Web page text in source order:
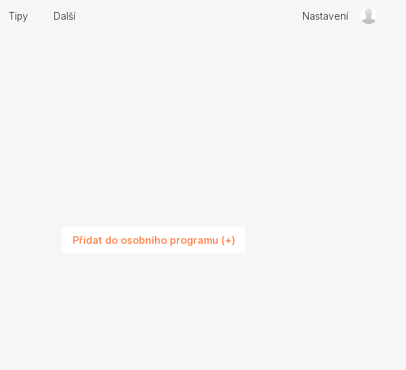
Tipy Další Nastavení
Přidat do osobního programu (+)